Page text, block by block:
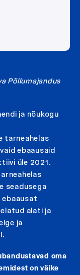
Põllumajandus
ja nõukogu
tarneahelas
ebaausaid
üle 2021.
seadusega
ebaausat
alati ja
ja
oma
on väike